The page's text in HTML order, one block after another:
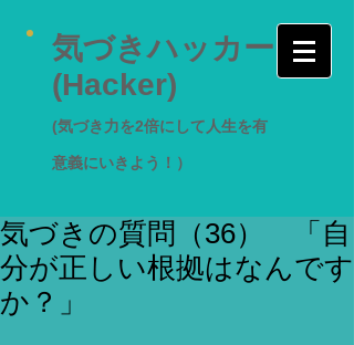
気づきハッカー
(Hacker)
(気づき力を2倍にして人生を有
意義にいきよう！）
気づきの質問（36） 「自
分が正しい根拠はなんです
か？」